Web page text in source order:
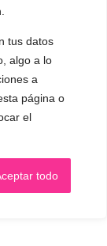
tus datos
algo a lo
a
página o
el
todo